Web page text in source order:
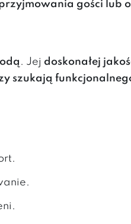
gości lub
. Jej doskonałej
szukają